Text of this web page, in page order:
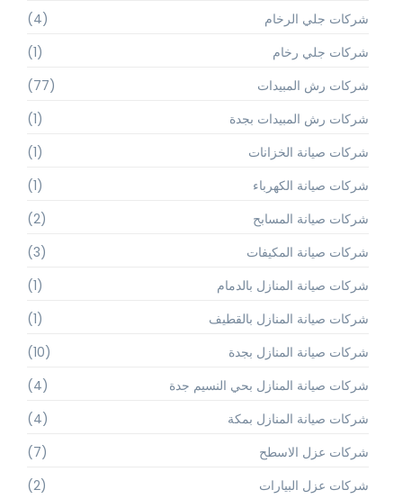
شركات جلي الرخام
(4)
شركات جلي رخام
(1)
شركات رش المبيدات
(77)
شركات رش المبيدات بجدة
(1)
شركات صيانة الخزانات
(1)
شركات صيانة الكهرباء
(1)
شركات صيانة المسابح
(2)
شركات صيانة المكيفات
(3)
شركات صيانة المنازل بالدمام
(1)
شركات صيانة المنازل بالقطيف
(1)
شركات صيانة المنازل بجدة
(10)
شركات صيانة المنازل بحي النسيم جدة
(4)
شركات صيانة المنازل بمكة
(4)
شركات عزل الاسطح
(7)
شركات عزل البيارات
(2)